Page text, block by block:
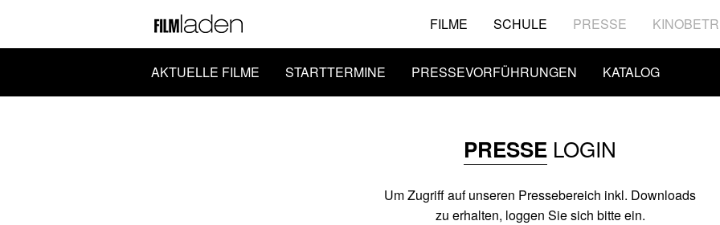
FILME SCHULE PRESSE
AKTUELLE FILME STARTTERMINE PRESSEVORFÜHRUNGEN KATALOG
PRESSE LOGIN
Um Zugriff auf unseren Pressebereich inkl. Downloads
zu erhalten, loggen Sie sich bitte ein.